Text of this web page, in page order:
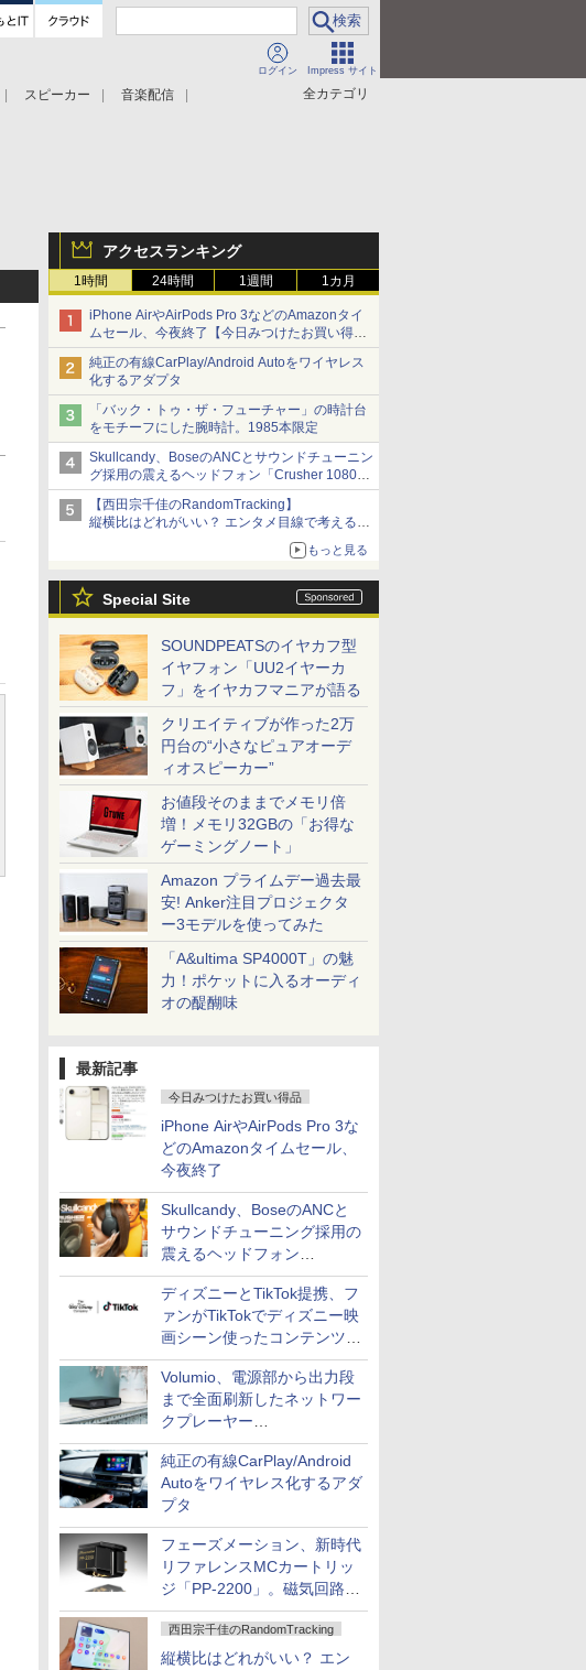
ログイン Impress サイト
全カテゴリ
スピーカー
音楽配信
アクセスランキング
1時間 24時間 1週間 1カ月
iPhone AirやAirPods Pro 3などのAmazonタイ
ムセール、今夜終了【今日みつけたお買い得
品】
純正の有線CarPlay/Android Autoをワイヤレス
化するアダプタ
「バック・トゥ・ザ・フューチャー」の時計台
をモチーフにした腕時計。1985本限定
Skullcandy、BoseのANCとサウンドチューニン
グ採用の震えるヘッドフォン「Crusher 1080
ANC」
【西田宗千佳のRandomTracking】
縦横比はどれがいい？ エンタメ目線で考える、
もっと見る
Special Site
SOUNDPEATSのイヤカフ型
イヤフォン「UU2イヤーカ
フ」をイヤカフマニアが語る
クリエイティブが作った2万
円台の“小さなピュアオーデ
ィオスピーカー”
お値段そのままでメモリ倍
増！メモリ32GBの「お得な
ゲーミングノート」
Amazon プライムデー過去最
安! Anker注目プロジェクタ
ー3モデルを使ってみた
「A&ultima SP4000T」の魅
力！ポケットに入るオーディ
オの醍醐味
最新記事
今日みつけたお買い得品
iPhone AirやAirPods Pro 3な
どのAmazonタイムセール、
今夜終了
Skullcandy、BoseのANCと
サウンドチューニング採用の
震えるヘッドフォン
「Crusher 1080 ANC」
ディズニーとTikTok提携、フ
ァンがTikTokでディズニー映
画シーン使ったコンテンツ制
作、Disney+にも配信
Volumio、電源部から出力段
まで全面刷新したネットワー
クプレーヤー
「Primo（2026）」
純正の有線CarPlay/Android
Autoをワイヤレス化するアダ
プタ
フェーズメーション、新時代
リファレンスMCカートリッ
ジ「PP-2200」。磁気回路や
ハウジングを根本から見直し
西田宗千佳のRandomTracking
縦横比はどれがいい？ エン